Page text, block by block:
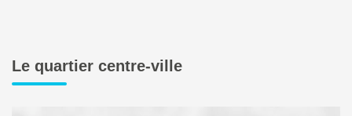
Le quartier centre-ville